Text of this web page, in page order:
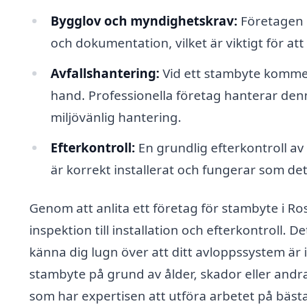
Bygglov och myndighetskrav:
och dokumentation, vilket är viktigt för att
Avfallshantering: Vid ett stambyte
hand. Professionella företag hanterar
miljövänlig hantering.
Efterkontroll: En grundlig efterkontroll
är korrekt installerat och fungerar som
Genom att anlita ett företag för stambyte i
inspektion till installation och efterkontroll.
känna dig lugn över att ditt avloppssystem
stambyte på grund av ålder, skador eller
som har expertisen att utföra arbetet på